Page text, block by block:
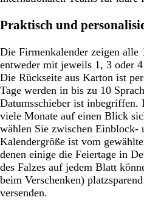
Praktisch und
Die Firmenkalender zeigen alle
entweder mit jeweils 1, 3 oder
Die Rückseite aus Karton ist
Tage werden in bis zu 10
Datumsschieber ist inbegriffen.
viele Monate auf einen Blick
wählen Sie zwischen
Kalendergröße ist vom
denen einige die Feiertage in
des Falzes auf jedem Blatt
beim Verschenken)
versenden.